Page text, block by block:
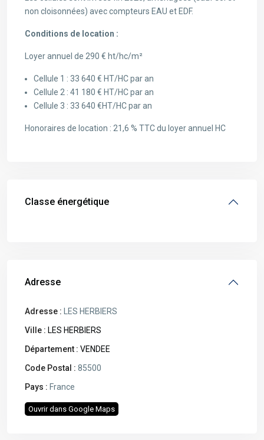
non cloisonnées) avec compteurs EAU et EDF.
Conditions de location :
Loyer annuel de 290 € ht/hc/m²
Cellule 1 : 33 640 € HT/HC par an
Cellule 2 : 41 180 € HT/HC par an
Cellule 3 : 33 640 €HT/HC par an
Honoraires de location : 21,6 % TTC du loyer annuel HC
Classe énergétique
Adresse
Adresse : LES HERBIERS
Ville : LES HERBIERS
Département : VENDEE
Code Postal : 85500
Pays : France
Ouvrir dans Google Maps